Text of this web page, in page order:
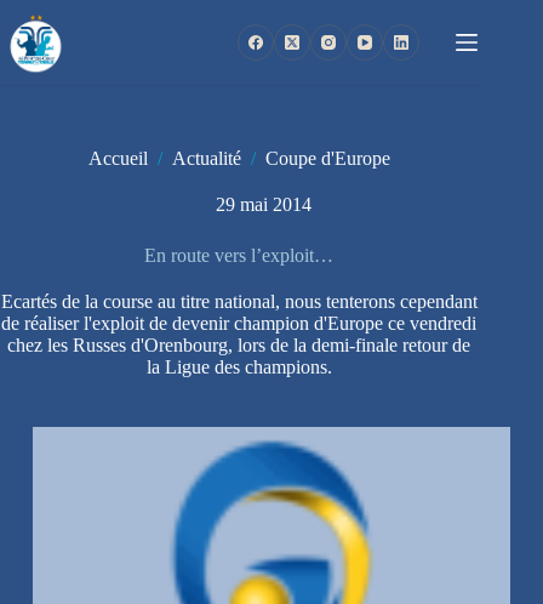
au
contenu
Accueil / Actualité / Coupe d'Europe
29 mai 2014
En route vers l’exploit…
Ecartés de la course au titre national, nous tenterons cependant
de réaliser l'exploit de devenir champion d'Europe ce vendredi
chez les Russes d'Orenbourg, lors de la demi-finale retour de
la Ligue des champions.